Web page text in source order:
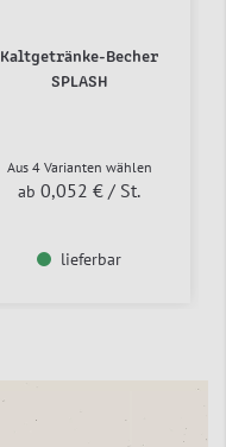
Kaltgetränke-Becher
SPLASH
Aus 4 Varianten wählen
ab 0,052 € / St.
lieferbar